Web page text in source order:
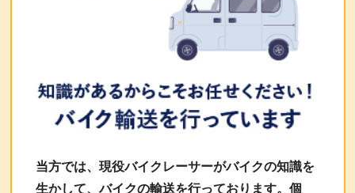
当方では、現役バイクレーサーがバイクの知識を
生かして、バイクの輸送を行っております。個